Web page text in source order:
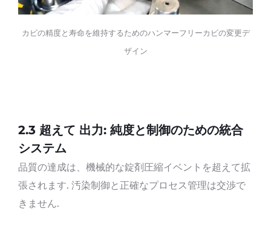
カビの精度と寿命を維持するためのハンマーフリーカビの変更デ
ザイン
2.3 超えて 出力: 純度と制御のための統合
システム
品質の達成は、機械的な錠剤圧縮イベントを超えて拡
張されます. 汚染制御と正確なプロセス管理は交渉で
きません.